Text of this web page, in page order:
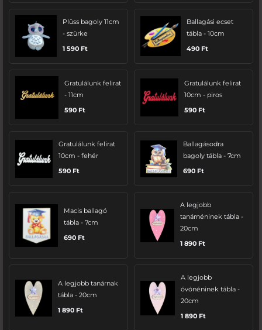
Plüss bagoly 11cm
- szürke
1 590 Ft
Ballagási ecset
tábla - 10cm
490 Ft
Gratulálunk felirat
- 11cm
590 Ft
Gratulálunk felirat
10cm - piros
590 Ft
Gratulálunk felirat
10cm - fehér
590 Ft
Ballagásodra
bagoly tábla - 7cm
690 Ft
Macis ballagó
tábla - 7cm
690 Ft
A legjobb
tanárnéninek tábla -
20cm
1 890 Ft
A legjobb tanárnak
tábla - 20cm
1 890 Ft
A legjobb
óvónéninek tábla -
20cm
1 890 Ft